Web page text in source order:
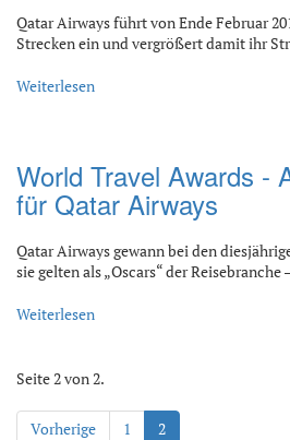
Qatar Airways führt von Ende Februar
Strecken ein und vergrößert damit ihr
Weiterlesen
World Travel Awards -
für Qatar Airways
Qatar Airways gewann bei den
sie gelten als „Oscars“ der
Weiterlesen
Seite 2 von 2.
Vorherige 1 2